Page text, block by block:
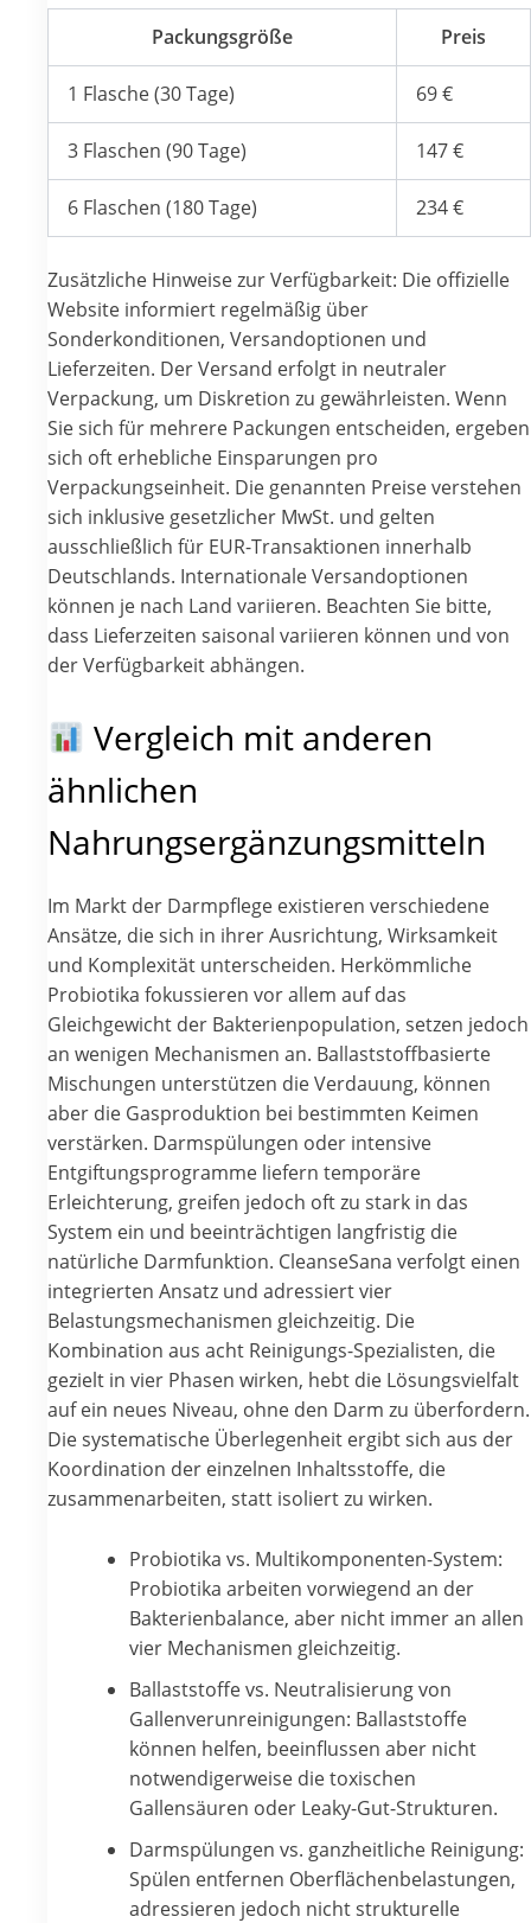
Packungsgröße Preis
1 Flasche (30 Tage) 69 €
3 Flaschen (90 Tage) 147 €
6 Flaschen (180 Tage) 234 €
Zusätzliche Hinweise zur Verfügbarkeit: Die offizielle
Website informiert regelmäßig über
Sonderkonditionen, Versandoptionen und
Lieferzeiten. Der Versand erfolgt in neutraler
Verpackung, um Diskretion zu gewährleisten. Wenn
Sie sich für mehrere Packungen entscheiden, ergeben
sich oft erhebliche Einsparungen pro
Verpackungseinheit. Die genannten Preise verstehen
sich inklusive gesetzlicher MwSt. und gelten
ausschließlich für EUR-Transaktionen innerhalb
Deutschlands. Internationale Versandoptionen
können je nach Land variieren. Beachten Sie bitte,
dass Lieferzeiten saisonal variieren können und von
der Verfügbarkeit abhängen.
Vergleich mit anderen
ähnlichen
Nahrungsergänzungsmitteln
Im Markt der Darmpflege existieren verschiedene
Ansätze, die sich in ihrer Ausrichtung, Wirksamkeit
und Komplexität unterscheiden. Herkömmliche
Probiotika fokussieren vor allem auf das
Gleichgewicht der Bakterienpopulation, setzen jedoch
an wenigen Mechanismen an. Ballaststoffbasierte
Mischungen unterstützen die Verdauung, können
aber die Gasproduktion bei bestimmten Keimen
verstärken. Darmspülungen oder intensive
Entgiftungsprogramme liefern temporäre
Erleichterung, greifen jedoch oft zu stark in das
System ein und beeinträchtigen langfristig die
natürliche Darmfunktion. CleanseSana verfolgt einen
integrierten Ansatz und adressiert vier
Belastungsmechanismen gleichzeitig. Die
Kombination aus acht Reinigungs-Spezialisten, die
gezielt in vier Phasen wirken, hebt die Lösungsvielfalt
auf ein neues Niveau, ohne den Darm zu überfordern.
Die systematische Überlegenheit ergibt sich aus der
Koordination der einzelnen Inhaltsstoffe, die
zusammenarbeiten, statt isoliert zu wirken.
Probiotika vs. Multikomponenten-System:
Probiotika arbeiten vorwiegend an der
Bakterienbalance, aber nicht immer an allen
vier Mechanismen gleichzeitig.
Ballaststoffe vs. Neutralisierung von
Gallenverunreinigungen: Ballaststoffe
können helfen, beeinflussen aber nicht
notwendigerweise die toxischen
Gallensäuren oder Leaky-Gut-Strukturen.
Darmspülungen vs. ganzheitliche Reinigung:
Spülen entfernen Oberflächenbelastungen,
adressieren jedoch nicht strukturelle